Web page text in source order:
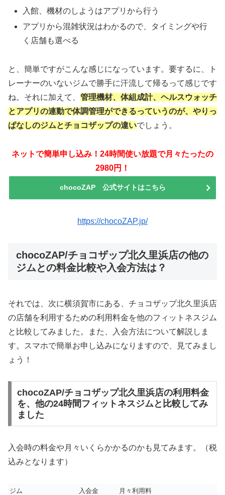
入館、機材のしようはアプリから行う
アプリから混雑状況はわかるので、タイミングや行
く店舗も選べる
と、簡単ですがこんな感じになっています。要するに、ト
レーナーのいないジムで勝手に汗流して帰るって感じです
ね。それに加えて、 管理機材、体組成計、ヘルスウォッチ
とアプリの連動で体調管理ができるっていうのが、やりっ
ぱなしのジムとチョコザップの違いでしょう。
ネットで簡単申し込み！24時間使い放題で月々たったの
2980円！
chocoZAP 公式サイトはこちら
https://chocoZAP.jp/
chocoZAP/チョコザップ北久里浜店の他の
ジムとの料金比較や入会方法は？
それでは、次に横須賀市にある、チョコザップ北久里浜店
の店舗を利用するための利用料金を他のフィットネスジム
と比較してみました。また、入会方法について解説しま
す。スマホで簡単お申し込みになりますので、見てみまし
ょう！
chocoZAP/チョコザップ北久里浜店の利用料金
を、他の24時間フィットネスジムと比較してみ
ました
入会時の料金や月々いくらかかるのかも見てみます。（税
込みとなります）
ジム 入会金
月々利用料